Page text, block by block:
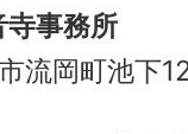
寺事務所
流岡町池下